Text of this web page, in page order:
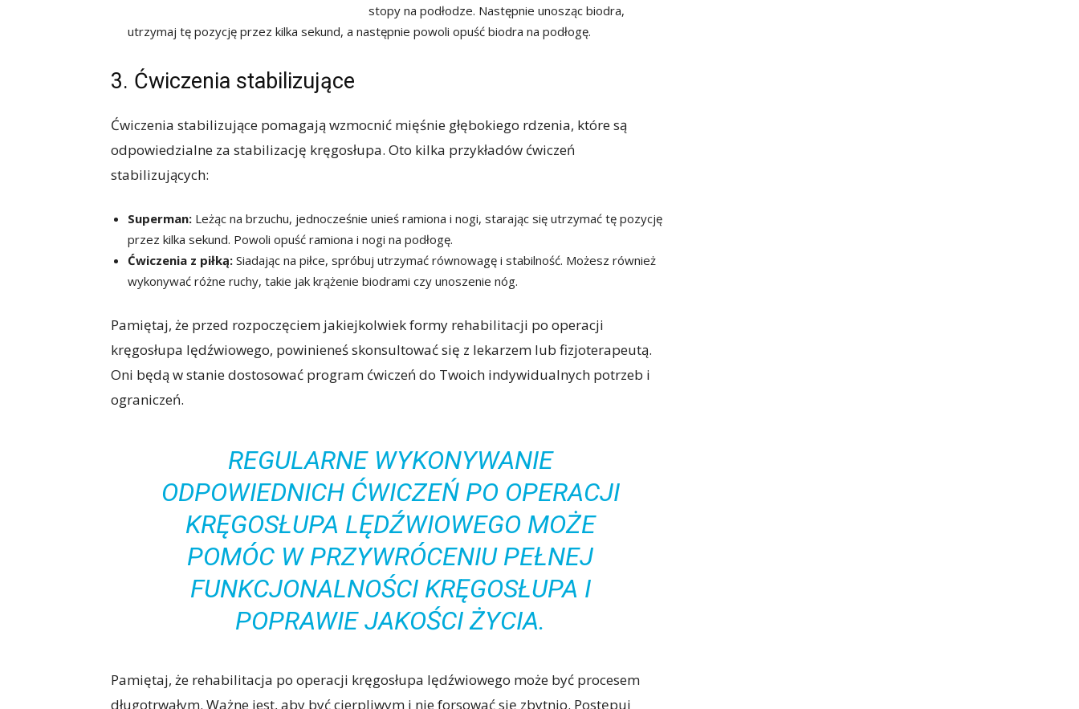
stopy na podłodze. Następnie unosząc biodra,
utrzymaj tę pozycję przez kilka sekund, a następnie powoli opuść biodra na podłogę.
3. Ćwiczenia stabilizujące
Ćwiczenia stabilizujące pomagają wzmocnić mięśnie głębokiego rdzenia, które są
odpowiedzialne za stabilizację kręgosłupa. Oto kilka przykładów ćwiczeń
stabilizujących:
Superman: Leżąc na brzuchu, jednocześnie unieś ramiona i nogi, starając się utrzymać tę pozycję
przez kilka sekund. Powoli opuść ramiona i nogi na podłogę.
Ćwiczenia z piłką: Siadając na piłce, spróbuj utrzymać równowagę i stabilność. Możesz również
wykonywać różne ruchy, takie jak krążenie biodrami czy unoszenie nóg.
Pamiętaj, że przed rozpoczęciem jakiejkolwiek formy rehabilitacji po operacji
kręgosłupa lędźwiowego, powinieneś skonsultować się z lekarzem lub fizjoterapeutą.
Oni będą w stanie dostosować program ćwiczeń do Twoich indywidualnych potrzeb i
ograniczeń.
REGULARNE WYKONYWANIE
ODPOWIEDNICH ĆWICZEŃ PO OPERACJI
KRĘGOSŁUPA LĘDŹWIOWEGO MOŻE
POMÓC W PRZYWRÓCENIU PEŁNEJ
FUNKCJONALNOŚCI KRĘGOSŁUPA I
POPRAWIE JAKOŚCI ŻYCIA.
Pamiętaj, że rehabilitacja po operacji kręgosłupa lędźwiowego może być procesem
długotrwałym. Ważne jest, aby być cierpliwym i nie forsować się zbytnio. Postępuj